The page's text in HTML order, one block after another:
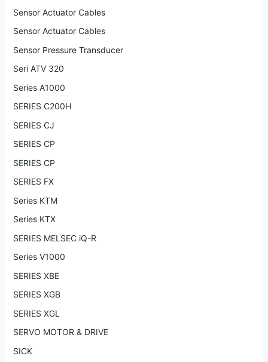
Sensor Actuator Cables
Sensor Actuator Cables
Sensor Pressure Transducer
Seri ATV 320
Series A1000
SERIES C200H
SERIES CJ
SERIES CP
SERIES CP
SERIES FX
Series KTM
Series KTX
SERIES MELSEC iQ-R
Series V1000
SERIES XBE
SERIES XGB
SERIES XGL
SERVO MOTOR & DRIVE
SICK